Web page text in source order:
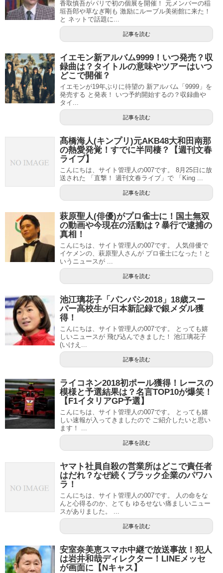
香取慎吾がパリで初の個展を開催！ 元メンバーの稲
垣吾郎や草なぎ剛も 激励にルーブル美術館に来た！
と ネットで話題に...
記事を読む
イエモン新アルバム9999！いつ発売？収
録曲は？タイトルの意味やツアーはいつ
どこで開催？
イエモンが19年ぶりに待望の 新アルバム「9999」を
発売する と発表！ いつ予約開始するの？収録曲や
タイ...
記事を読む
髙橋海人(キンプリ)元AKB48大和田南那
の熱愛発覚！すでに半同棲？【週刊文春
ライブ】
こんにちは、サイト管理人の007です。 8月25日に放
送された 「直撃！ 週刊文春ライブ」で 「King ...
記事を読む
萩原聖人(俳優)がプロ雀士に！国土無双
の動画や今現在の活動は？暴行で逮捕の
真相！
こんにちは、サイト管理人の007です。 人気俳優で
イケメンの、萩原聖人さんが プロ雀士になった！と
いうニュースが ...
記事を読む
池江璃花子「パンパシ2018」18歳スー
パー高校生が日本新記録で銀メダル獲
得！
こんにちは、サイト管理人の007です。 とっても嬉
しいニュースが 飛び込んできました！ 池江璃花子
(いけえ...
記事を読む
ライコネン2018初ポール獲得！レースの
模様と予選結果は？名言TOP10が爆笑！
【F1イタリアGP予選】
こんにちは、サイト管理人の007です。 とっても嬉
しい速報が入ってきましたので ご紹介したいと思い
ます！ ...
記事を読む
ヤマト社員自殺の営業所はどこで責任者
はだれ？なぜ続くブラック企業のパワハ
ラ！
こんにちは、サイト管理人の007です。 人の命をな
んと心得るのか、とても ゆるせない痛ましいニュー
スがありました。 ...
記事を読む
安室奈美恵スマホ中継で放送事故！犯人
は岩井和哉ディレクター！LINEメッセ
が画面に【Nキャス】